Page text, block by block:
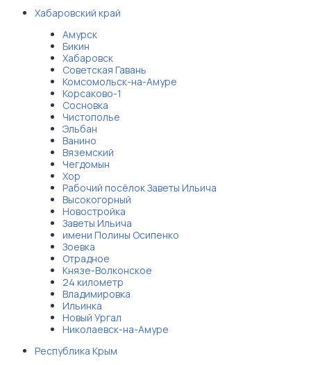
Хабаровский край
Амурск
Бикин
Хабаровск
Советская Гавань
Комсомольск-на-Амуре
Корсаково-1
Сосновка
Чистополье
Эльбан
Ванино
Вяземский
Чегдомын
Хор
Рабочий посёлок Заветы Ильича
Высокогорный
Новостройка
Заветы Ильича
имени Полины Осипенко
Зоевка
Отрадное
Князе-Волконское
24 километр
Владимировка
Ильинка
Новый Ургал
Николаевск-на-Амуре
Республика Крым